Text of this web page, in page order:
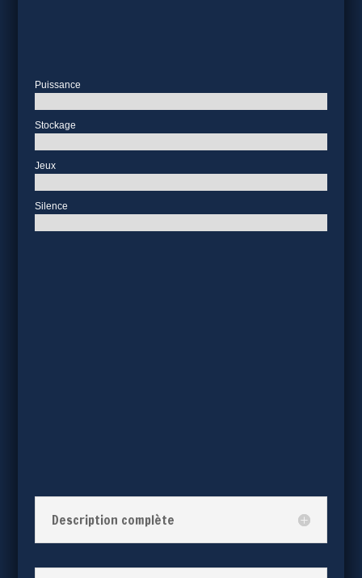
Puissance
Stockage
Jeux
Silence
Description complète